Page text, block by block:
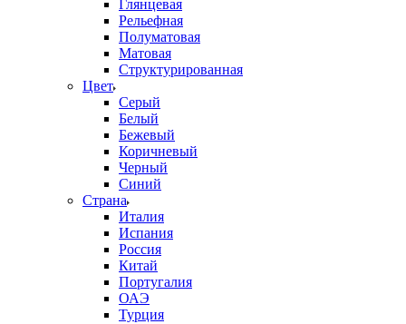
Глянцевая
Рельефная
Полуматовая
Матовая
Структурированная
Цвет
Серый
Белый
Бежевый
Коричневый
Черный
Синий
Страна
Италия
Испания
Россия
Китай
Португалия
ОАЭ
Турция